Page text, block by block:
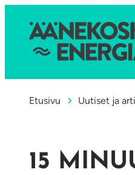
Etusivu Uutiset ja
15